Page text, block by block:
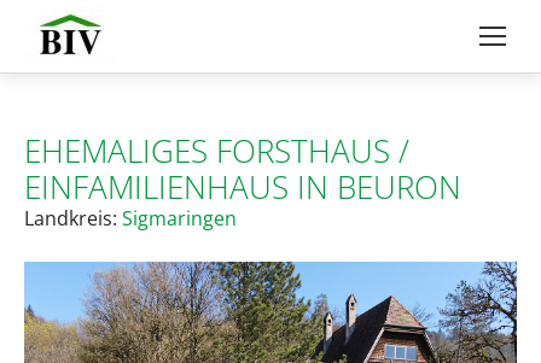
EHEMALIGES FORSTHAUS /
EINFAMILIENHAUS IN BEURON
Landkreis: Sigmaringen